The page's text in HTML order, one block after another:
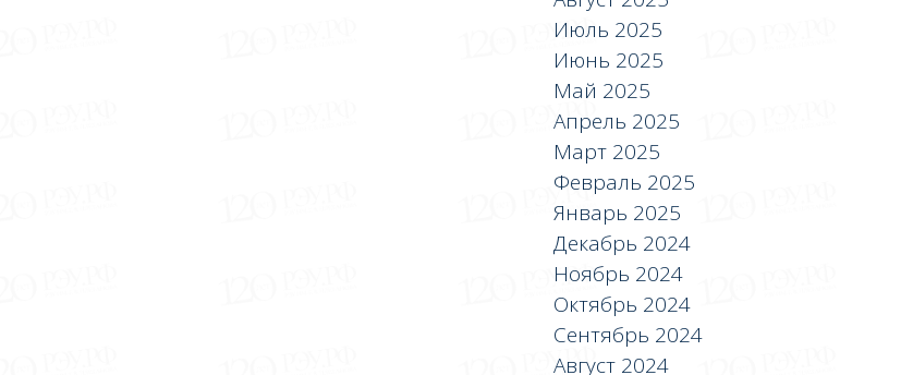
Июль 2025
Июнь 2025
Май 2025
Апрель 2025
Март 2025
Февраль 2025
Январь 2025
Декабрь 2024
Ноябрь 2024
Октябрь 2024
Сентябрь 2024
Август 2024